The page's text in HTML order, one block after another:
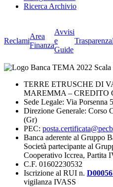
Ricerca Archivio
Reclami
Area
Finanza
Avvisi
e
Guide
Trasparenza
TERRE ETRUSCHE DI
MAREMMA – CREDITO
Sede Legale: Via Porsenna
Direzione Generale: Corso
(Gr)
PEC:
Banca aderente al Gruppo
Società partecipante al
Cooperativo Iccrea, Partita
C.F. 01602230532
Iscrizione al RUI n.
vigilanza IVASS